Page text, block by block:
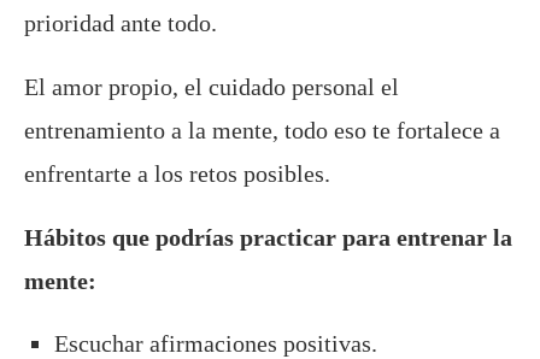
prioridad ante todo.
El amor propio, el cuidado personal el
entrenamiento a la mente, todo eso te fortalece a
enfrentarte a los retos posibles.
Hábitos que podrías practicar para entrenar la
mente:
Escuchar afirmaciones positivas.